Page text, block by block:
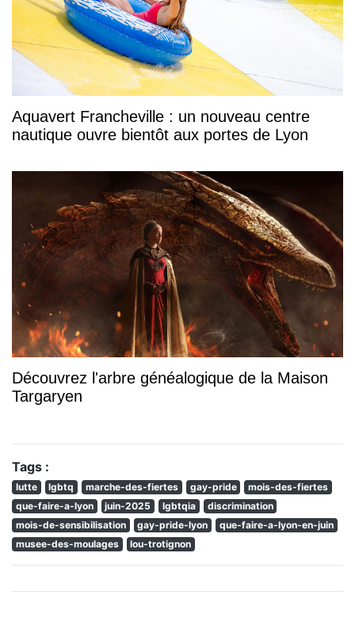
Aquavert Francheville : un nouveau centre
nautique ouvre bientôt aux portes de Lyon
Découvrez l'arbre généalogique de la Maison
Targaryen
Tags :
lutte lgbtq marche-des-fiertes gay-pride
mois-des-fiertes
que-faire-a-lyon
juin-2025 lgbtqia
discrimination
mois-de-sensibilisation
gay-pride-lyon
que-faire-a-lyon-en-juin
musee-des-moulages
lou-trotignon